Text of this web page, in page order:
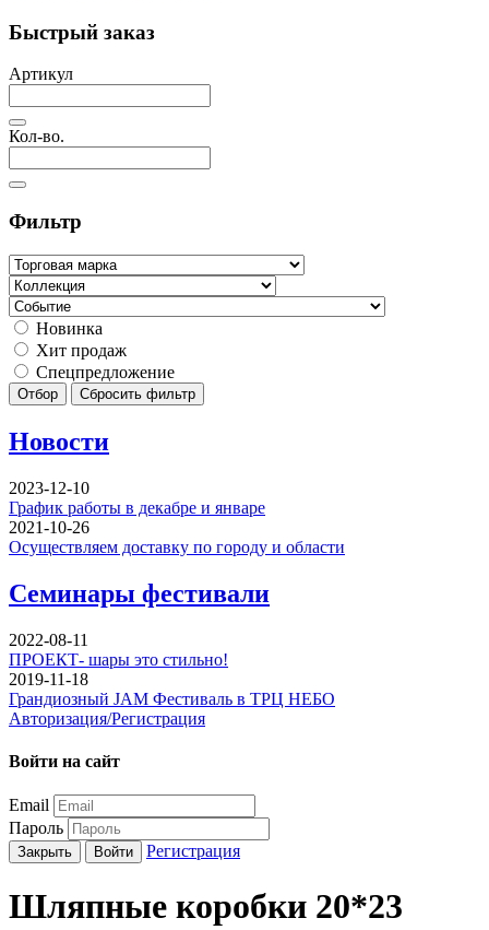
Быстрый заказ
Артикул
Кол-во.
Фильтр
Новинка
Хит продаж
Спецпредложение
Отбор Сбросить фильтр
Новости
2023-12-10
График работы в декабре и январе
2021-10-26
Осуществляем доставку по городу и области
Семинары фестивали
2022-08-11
ПРОЕКТ- шары это стильно!
2019-11-18
Грандиозный JAM Фестиваль в ТРЦ НЕБО
Авторизация/Регистрация
Войти на сайт
Email
Пароль
Закрыть Войти Регистрация
Шляпные коробки 20*23